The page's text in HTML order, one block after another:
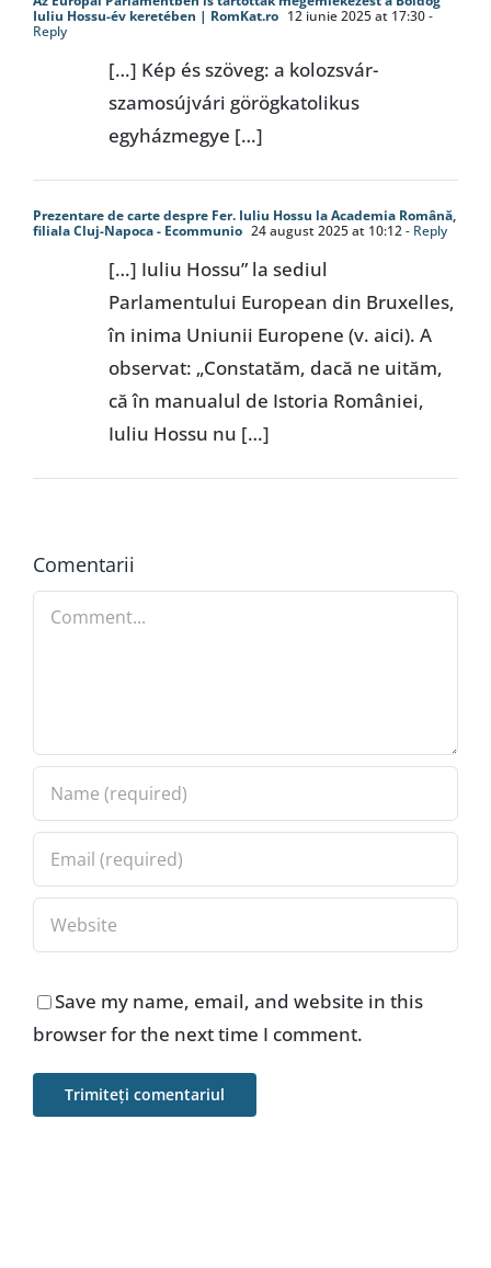
Iuliu Hossu-év keretében | RomKat.ro 12 iunie 2025 at 17:30-
Reply
[…] Kép és szöveg: a kolozsvár-
szamosújvári görögkatolikus
egyházmegye […]
Prezentare de carte despre Fer. Iuliu Hossu la Academia Română,
filiala Cluj-Napoca - Ecommunio 24 august 2025 at 10:12- Reply
[…] Iuliu Hossu” la sediul
Parlamentului European din Bruxelles,
în inima Uniunii Europene (v. aici). A
observat: „Constatăm, dacă ne uităm,
că în manualul de Istoria României,
Iuliu Hossu nu […]
Comentarii
Comment
Save my name, email, and website in this
browser for the next time I comment.